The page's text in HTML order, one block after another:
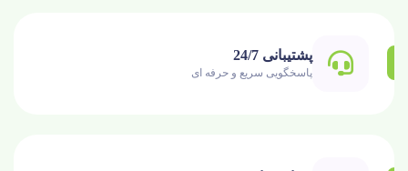
پشتیبانی 24/7
پاسخگویی سریع و حرفه ای